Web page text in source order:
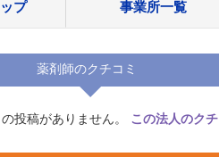
ップ 事業所一覧
薬剤師のクチコミ
投稿がありません。 この法人のク